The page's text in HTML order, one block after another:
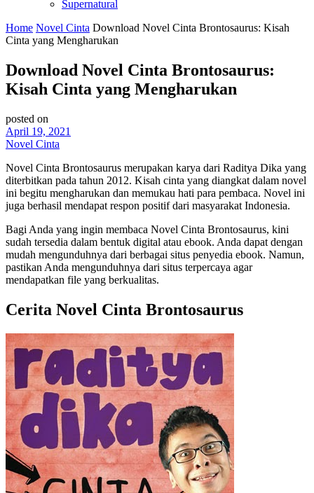
Supernatural
Home Novel Cinta Download Novel Cinta Brontosaurus: Kisah
Cinta yang Mengharukan
Download Novel Cinta Brontosaurus:
Kisah Cinta yang Mengharukan
posted on
April 19, 2021
Novel Cinta
Novel Cinta Brontosaurus merupakan karya dari Raditya Dika yang
diterbitkan pada tahun 2012. Kisah cinta yang diangkat dalam novel
ini begitu mengharukan dan memukau hati para pembaca. Novel ini
juga berhasil mendapat respon positif dari masyarakat Indonesia.
Bagi Anda yang ingin membaca Novel Cinta Brontosaurus, kini
sudah tersedia dalam bentuk digital atau ebook. Anda dapat dengan
mudah mengunduhnya dari berbagai situs penyedia ebook. Namun,
pastikan Anda mengunduhnya dari situs terpercaya agar
mendapatkan file yang berkualitas.
Cerita Novel Cinta Brontosaurus